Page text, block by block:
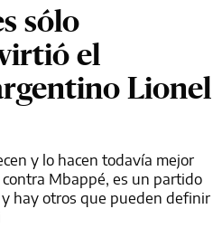
sólo
el
Lionel
y lo hacen todavía mejor
Mbappé, es un partido
hay otros que pueden definir